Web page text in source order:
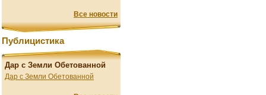
Все новости
Публицистика
Дар с Земли Обетованной
Дар с Земли Обетованной